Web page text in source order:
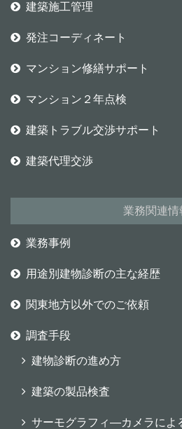
建築施工管理
発注コーディネート
マンション修繕サポート
マンション２年点検
建築トラブル交渉サポート
建築代理交渉
業務関連情
業務事例
用途別建物診断の主な経歴
関東地方以外でのご依頼
調査手段
建物診断の進め方
建築の製品検査
サーモグラフィ―カメラによ